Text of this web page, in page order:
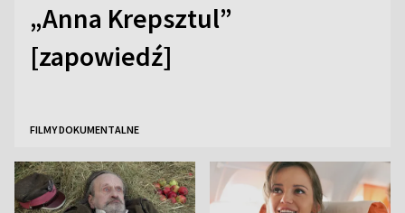
„Anna Krepsztul”
[zapowiedź]
FILMY DOKUMENTALNE